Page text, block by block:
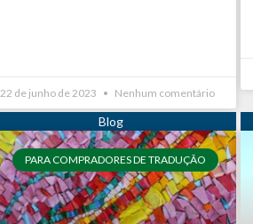
22 de junho de 2023 Nenhum comentário
PARA COMPRADORES DE TRADUÇÃO